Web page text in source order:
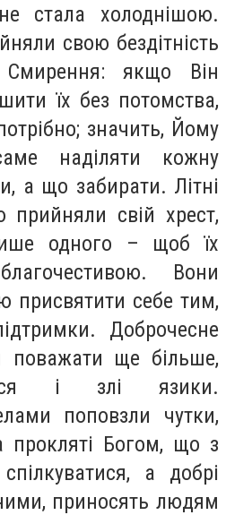
стала холоднішою.
свою бездітність
якщо Він
їх без потомства,
значить, Йому
наділяти кожну
а що забирати. Літні
свій хрест,
одного – щоб їх
Вони
присвятити себе тим,
Доброчесне
поважати ще більше,
і злі язики.
поповзли чутки,
Богом, що з
а добрі
приносять людям